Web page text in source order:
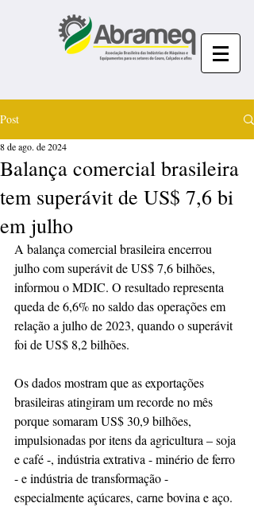
Post
Balança comercial brasileira
tem superávit de US$ 7,6 bi
em julho
8 de ago. de 2024
A balança comercial brasileira encerrou
julho com superávit de US$ 7,6 bilhões,
informou o MDIC. O resultado representa
queda de 6,6% no saldo das operações em
relação a julho de 2023, quando o superávit
foi de US$ 8,2 bilhões.
Os dados mostram que as exportações
brasileiras atingiram um recorde no mês
porque somaram US$ 30,9 bilhões,
impulsionadas por itens da agricultura – soja
e café -, indústria extrativa - minério de ferro
- e indústria de transformação -
especialmente açúcares, carne bovina e aço.